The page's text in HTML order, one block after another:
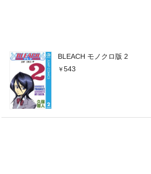
BLEACH モノクロ版 2
543